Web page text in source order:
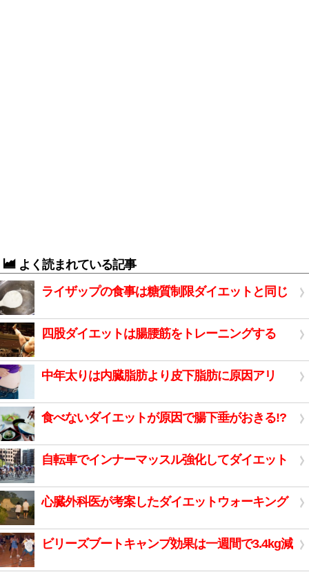
よく読まれている記事
ライザップの食事は糖質制限ダイエットと同じ
四股ダイエットは腸腰筋をトレーニングする
中年太りは内臓脂肪より皮下脂肪に原因アリ
食べないダイエットが原因で腸下垂がおきる!?
自転車でインナーマッスル強化してダイエット
心臓外科医が考案したダイエットウォーキング
ビリーズブートキャンプ効果は一週間で3.4kg減